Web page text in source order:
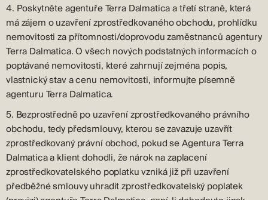
4. Poskytněte agentuře Terra Dalmatica a třetí straně, která
má zájem o uzavření zprostředkovaného obchodu, prohlídku
nemovitosti za přítomnosti/doprovodu zaměstnanců agentury
Terra Dalmatica. O všech nových podstatných informacích o
poptávané nemovitosti, které zahrnují zejména popis,
vlastnický stav a cenu nemovitosti, informujte písemně
agenturu Terra Dalmatica.
5. Bezprostředně po uzavření zprostředkovaného právního
obchodu, tedy předsmlouvy, kterou se zavazuje uzavřít
zprostředkovaný právní obchod, pokud se Agentura Terra
Dalmatica a klient dohodli, že nárok na zaplacení
zprostředkovatelského poplatku vzniká již při uzavření
předběžné smlouvy uhradit zprostředkovatelský poplatek